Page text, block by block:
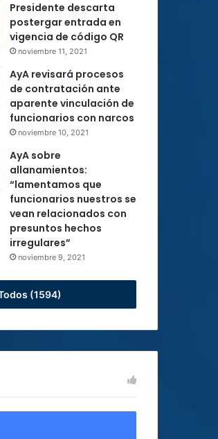
Presidente descarta
postergar entrada en
vigencia de código QR
noviembre 11, 2021
AyA revisará procesos
de contratación ante
aparente vinculación de
funcionarios con narcos
noviembre 10, 2021
AyA sobre
allanamientos:
“lamentamos que
funcionarios nuestros se
vean relacionados con
presuntos hechos
irregulares”
noviembre 9, 2021
(1594)